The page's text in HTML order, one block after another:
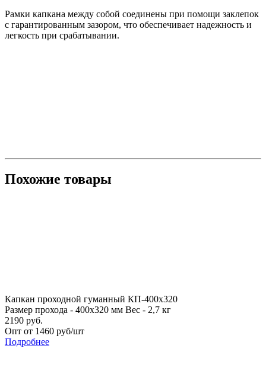
Рамки капкана между собой соединены при помощи заклепок
с гарантированным зазором, что обеспечивает надежность и
легкость при срабатывании.
Похожие товары
Капкан проходной гуманный КП-400х320
Размер прохода - 400х320 мм Вес - 2,7 кг
2190 руб.
Опт от 1460 руб/шт
Подробнее